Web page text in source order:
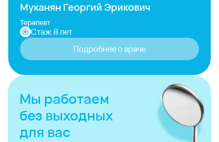
Муканян Георгий Эрикович
Терапевт
Стаж 8 лет
Подробнее о враче
Мы работаем
без выходных
для вас